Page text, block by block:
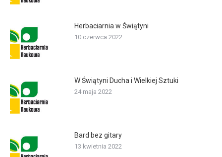
Herbaciarnia w Świątyni
10 czerwca 2022
W Świątyni Ducha i Wielkiej Sztuki
24 maja 2022
Bard bez gitary
13 kwietnia 2022